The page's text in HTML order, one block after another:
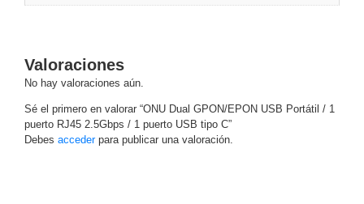
Cámaras
TurboHD
/ AHD /
HD-TVI
Ambientes
SalinosAntiexplosiónBalaDomo
/ Eyeball /
Valoraciones
No hay valoraciones aún.
Sé el primero en valorar “ONU Dual GPON/EPON USB Portátil / 1
puerto RJ45 2.5Gbps / 1 puerto USB tipo C”
Debes accederpara publicar una valoración.